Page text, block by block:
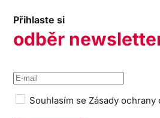
Přihlaste si
odběr
Souhlasím se Zásady ochrany